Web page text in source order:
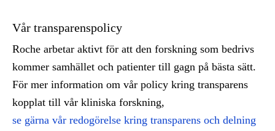
Vår transparenspolicy
Roche arbetar aktivt för att den forskning som bedrivs
kommer samhället och patienter till gagn på bästa sätt.
För mer information om vår policy kring transparens
kopplat till vår kliniska forskning,
se gärna vår redogörelse kring transparens och delning